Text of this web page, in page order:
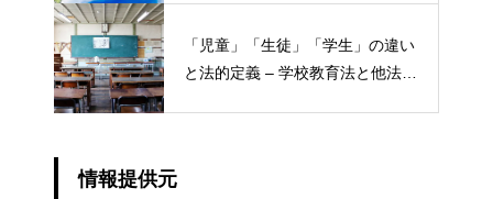
「児童」「生徒」「学生」の違い
と法的定義 – 学校教育法と他法律
情報提供元